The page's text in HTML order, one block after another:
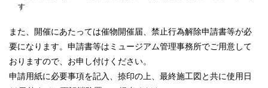
す
また、開催にあたっては催物開催届、禁止行為解除申請書等が必
要になります。申請書等はミュージアム管理事務所でご用意して
おりますので、お申し付けください。
申請用紙に必要事項を記入、捺印の上、最終施工図と共に使用日